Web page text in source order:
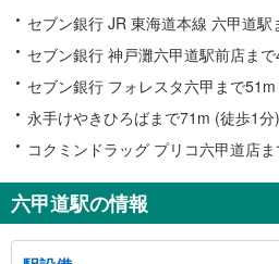
セブン銀行 JR 東海道本線 六甲道
セブン銀行 神戸灘六甲道駅前店ま
セブン銀行 フォレスタ六甲まで
永手けやきひろばまで71m (徒歩1分)
コクミンドラッグ プリコ六甲道店
六甲道駅の情報